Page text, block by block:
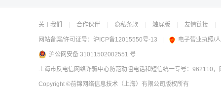
关于我们 合作伙伴 隐私条款 触屏版 友情链接
网站备案/许可证号： 沪ICP备12015550号-13 电子营业执照/
沪公网安备 31011502002551 号
上海市反电信网络诈骗中心防范劝阻电话和短信统一专号：962110
Copyright ©前锦网络信息技术（上海）有限公司 版权所有